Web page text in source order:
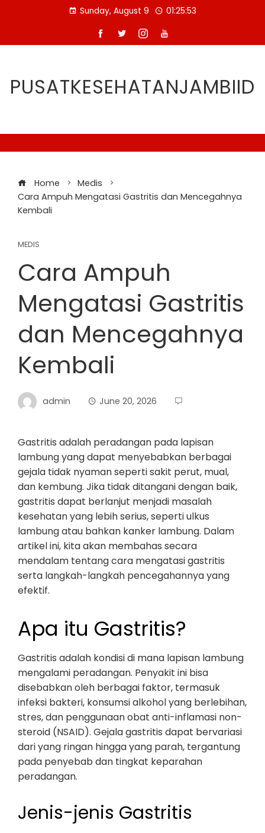
Sunday, August 9 01:25:54
PUSATKESEHATANJAMBIID
Home
Medis
Cara Ampuh Mengatasi Gastritis dan Mencegahnya
Kembali
MEDIS
Cara Ampuh
Mengatasi Gastritis
dan Mencegahnya
Kembali
admin June 20, 2026
Gastritis adalah peradangan pada lapisan
lambung yang dapat menyebabkan berbagai
gejala tidak nyaman seperti sakit perut, mual,
dan kembung. Jika tidak ditangani dengan baik,
gastritis dapat berlanjut menjadi masalah
kesehatan yang lebih serius, seperti ulkus
lambung atau bahkan kanker lambung. Dalam
artikel ini, kita akan membahas secara
mendalam tentang cara mengatasi gastritis
serta langkah-langkah pencegahannya yang
efektif.
Apa itu Gastritis?
Gastritis adalah kondisi di mana lapisan lambung
mengalami peradangan. Penyakit ini bisa
disebabkan oleh berbagai faktor, termasuk
infeksi bakteri, konsumsi alkohol yang berlebihan,
stres, dan penggunaan obat anti-inflamasi non-
steroid (NSAID). Gejala gastritis dapat bervariasi
dari yang ringan hingga yang parah, tergantung
pada penyebab dan tingkat keparahan
peradangan.
Jenis-jenis Gastritis